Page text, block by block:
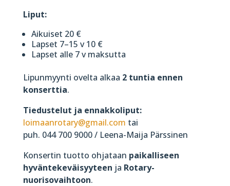
Liput:
Aikuiset 20 €
Lapset 7–15 v 10 €
Lapset alle 7 v maksutta
Lipunmyynti ovelta alkaa 2 tuntia ennen
konserttia.
Tiedustelut ja ennakkoliput:
loimaanrotary@gmail.com tai
puh. 044 700 9000 / Leena-Maija Pärssinen
Konsertin tuotto ohjataan paikalliseen
hyväntekeväisyyteen ja Rotary-
nuorisovaihtoon.